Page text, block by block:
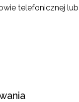
telefonicznej